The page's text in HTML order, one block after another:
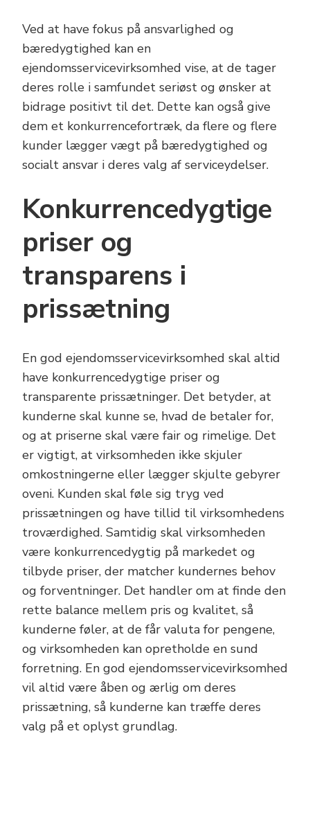
Ved at have fokus på ansvarlighed og
bæredygtighed kan en
ejendomsservicevirksomhed vise, at de tager
deres rolle i samfundet seriøst og ønsker at
bidrage positivt til det. Dette kan også give
dem et konkurrencefortræk, da flere og flere
kunder lægger vægt på bæredygtighed og
socialt ansvar i deres valg af serviceydelser.
Konkurrencedygtige
priser og
transparens i
prissætning
En god ejendomsservicevirksomhed skal altid
have konkurrencedygtige priser og
transparente prissætninger. Det betyder, at
kunderne skal kunne se, hvad de betaler for,
og at priserne skal være fair og rimelige. Det
er vigtigt, at virksomheden ikke skjuler
omkostningerne eller lægger skjulte gebyrer
oveni. Kunden skal føle sig tryg ved
prissætningen og have tillid til virksomhedens
troværdighed. Samtidig skal virksomheden
være konkurrencedygtig på markedet og
tilbyde priser, der matcher kundernes behov
og forventninger. Det handler om at finde den
rette balance mellem pris og kvalitet, så
kunderne føler, at de får valuta for pengene,
og virksomheden kan opretholde en sund
forretning. En god ejendomsservicevirksomhed
vil altid være åben og ærlig om deres
prissætning, så kunderne kan træffe deres
valg på et oplyst grundlag.